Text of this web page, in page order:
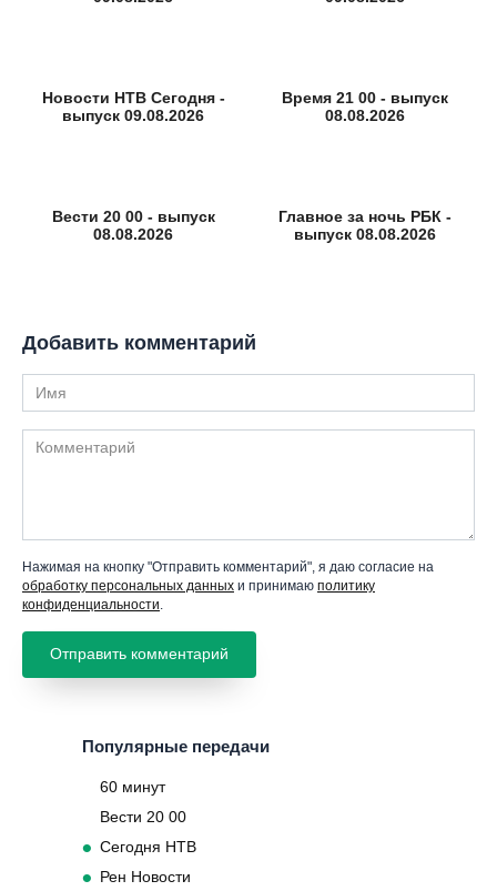
Новости НТВ Сегодня -
выпуск 09.08.2026
Время 21 00 - выпуск
08.08.2026
Вести 20 00 - выпуск
08.08.2026
Главное за ночь РБК -
выпуск 08.08.2026
Добавить комментарий
Имя
Комментарий
Нажимая на кнопку "Отправить комментарий", я даю согласие на
обработку персональных данных и принимаю политику
конфиденциальности
Популярные передачи
60 минут
Вести 20 00
Сегодня НТВ
Рен Новости